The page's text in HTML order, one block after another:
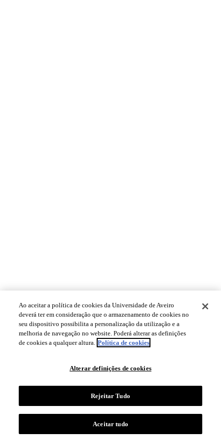
Ao aceitar a política de cookies da Universidade de Aveiro
deverá ter em consideração que o armazenamento de cookies no
seu dispositivo possibilita a personalização da utilização e a
melhoria de navegação no website. Poderá alterar as definições
de cookies a qualquer altura. Política de cookies
Alterar definições de cookies
Rejeitar Tudo
Aceitar tudo